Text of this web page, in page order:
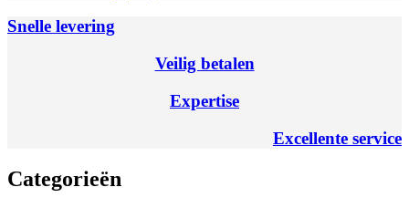
Snelle levering
Veilig betalen
Expertise
Excellente service
Categorieën